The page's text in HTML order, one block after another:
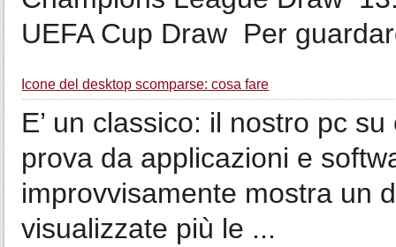
UEFA Cup Draw Per
Icone del desktop scomparse: cosa fare
E’ un classico: il nostro pc
prova da applicazioni e
improvvisamente mostra un
visualizzate più le ...